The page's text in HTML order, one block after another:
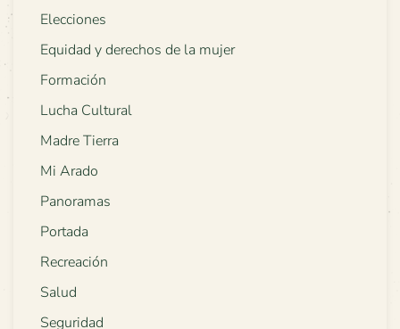
Elecciones
Equidad y derechos de la mujer
Formación
Lucha Cultural
Madre Tierra
Mi Arado
Panoramas
Portada
Recreación
Salud
Seguridad